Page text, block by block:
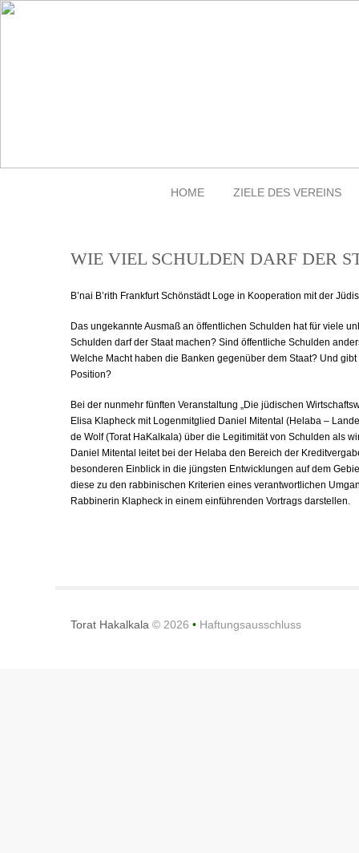
HOME ZIELE DES VEREINS
WIE VIEL SCHULDEN DARF DER
B’nai B’rith Frankfurt Schönstädt Loge in Kooperation mit der
Das ungekannte Ausmaß an öffentlichen Schulden hat für viele
Schulden darf der Staat machen? Sind öffentliche Schulden
Welche Macht haben die Banken gegenüber dem Staat? Und
Position?
Bei der nunmehr fünften Veranstaltung „Die jüdischen
Elisa Klapheck mit Logenmitglied Daniel Mitental (Helaba –
de Wolf (Torat HaKalkala) über die Legitimität von Schulden als
Daniel Mitental leitet bei der Helaba den Bereich der
besonderen Einblick in die jüngsten Entwicklungen auf dem
diese zu den rabbinischen Kriterien eines verantwortlichen
Rabbinerin Klapheck in einem einführenden Vortrags darstellen.
Torat Hakalkala © 2026 • Haftungsausschluss